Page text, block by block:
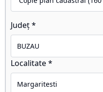
Județ *
Localitate *